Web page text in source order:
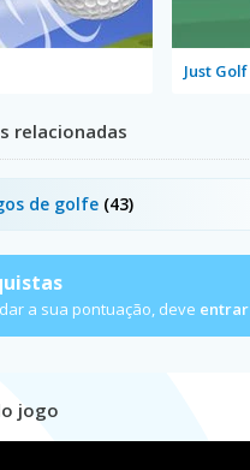
Just Golf
relacionadas
de golfe (43)
a sua pontuação, deve entrar
jogo